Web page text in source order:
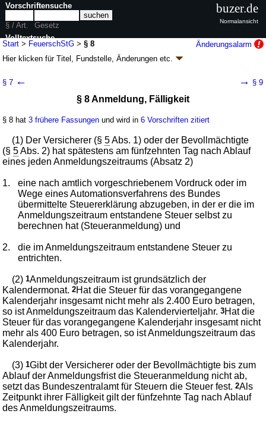
Start > FeuerschStG >§ 8
Änderungsalarm
Hier klicken fürTitel, Fundstelle, Änderungen etc.
G. v. 25.06.2021BGBl. I S. 2056
Vermögensabgaben
wird in 13 Vorschriften zitiert
§ 7 ← → § 9
§ 8 Anmeldung, Fälligkeit
§ 8 hat3 frühere Fassungen und wird in6 Vorschriften zitiert
(1) Der Versicherer (§5Abs. 1) oder der Bevollmächtigte
(§5Abs. 2) hat spätestens am fünfzehnten Tag nach Ablauf
eines jeden Anmeldungszeitraums (Absatz 2)
1.
eine nach amtlich vorgeschriebenem Vordruck oder im
Wege eines Automationsverfahrens des Bundes
übermittelte Steuererklärung abzugeben, in der er die im
Anmeldungszeitraum entstandene Steuer selbst zu
berechnen hat (Steueranmeldung) und
2.
die im Anmeldungszeitraum entstandene Steuer zu
entrichten.
(2)1Anmeldungszeitraum ist grundsätzlich der
Kalendermonat.2Hat die Steuer für das vorangegangene
Kalenderjahr insgesamt nicht mehr als 2.400 Euro betragen,
so ist Anmeldungszeitraum das Kalendervierteljahr.3Hat die
Steuer für das vorangegangene Kalenderjahr insgesamt nicht
mehr als 400 Euro betragen, so ist Anmeldungszeitraum das
Kalenderjahr.
(3)1Gibt der Versicherer oder der Bevollmächtigte bis zum
Ablauf der Anmeldungsfrist die Steueranmeldung nicht ab,
setzt das Bundeszentralamt für Steuern die Steuer fest.2Als
Zeitpunkt ihrer Fälligkeit gilt der fünfzehnte Tag nach Ablauf
des Anmeldungszeitraums.
Vorschriftensuche
§ / Art.
Gesetz
Volltextsuche
nur in FeuerschStG
buzer.de
Normalansicht